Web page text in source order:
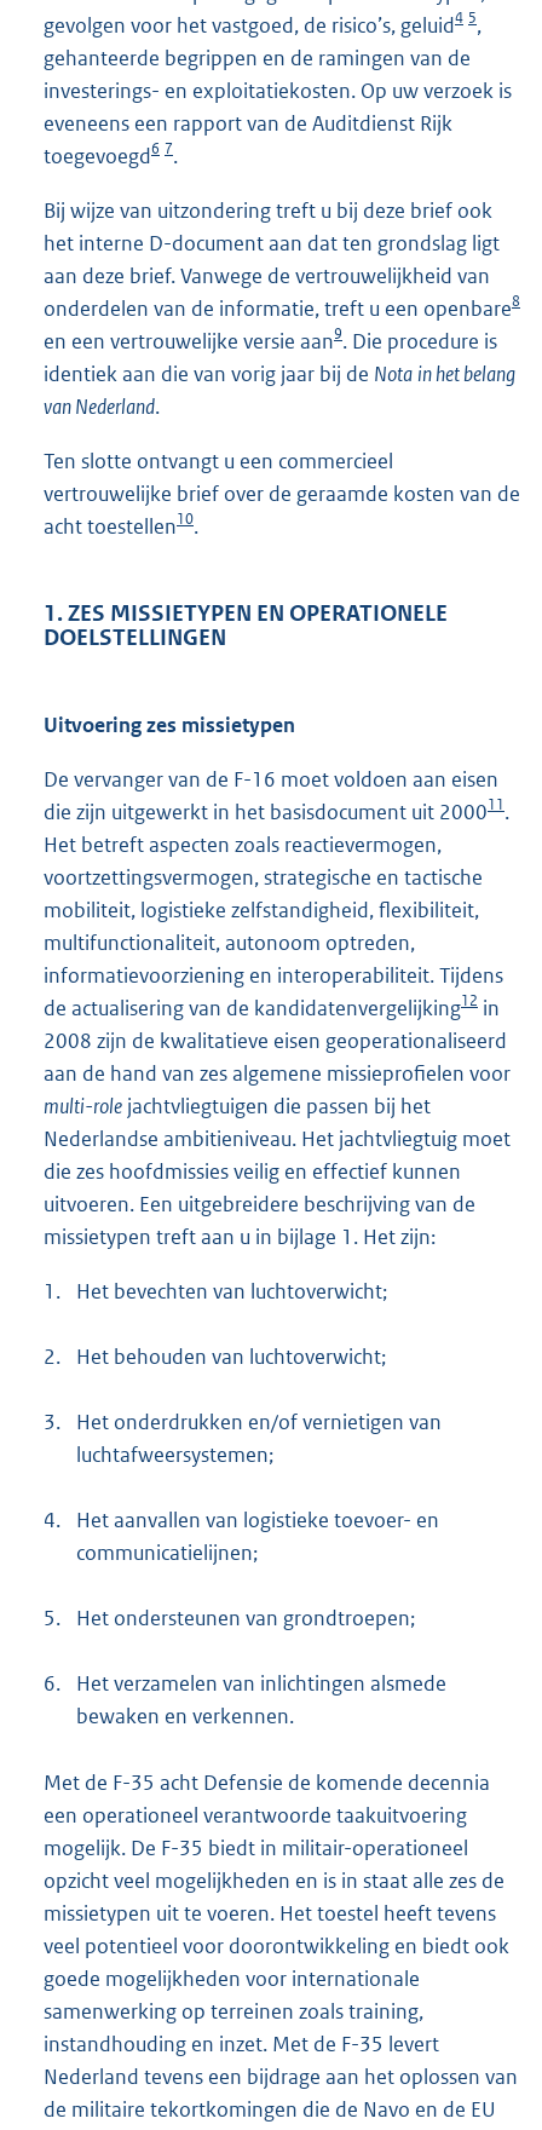
gevolgen voor het vastgoed, de risico’s, geluid4 5,
gehanteerde begrippen en de ramingen van de
investerings- en exploitatiekosten. Op uw verzoek is
eveneens een rapport van de Auditdienst Rijk
toegevoegd6 7.
Bij wijze van uitzondering treft u bij deze brief ook
het interne D-document aan dat ten grondslag ligt
aan deze brief. Vanwege de vertrouwelijkheid van
onderdelen van de informatie, treft u een openbare8
en een vertrouwelijke versie aan9. Die procedure is
identiek aan die van vorig jaar bij de Nota in het belang
van Nederland.
Ten slotte ontvangt u een commercieel
vertrouwelijke brief over de geraamde kosten van de
acht toestellen10.
1. ZES MISSIETYPEN EN OPERATIONELE
DOELSTELLINGEN
Uitvoering zes missietypen
De vervanger van de F-16 moet voldoen aan eisen
die zijn uitgewerkt in het basisdocument uit 200011.
Het betreft aspecten zoals reactievermogen,
voortzettingsvermogen, strategische en tactische
mobiliteit, logistieke zelfstandigheid, flexibiliteit,
multifunctionaliteit, autonoom optreden,
informatievoorziening en interoperabiliteit. Tijdens
de actualisering van de kandidatenvergelijking12 in
2008 zijn de kwalitatieve eisen geoperationaliseerd
aan de hand van zes algemene missieprofielen voor
multi-role jachtvliegtuigen die passen bij het
Nederlandse ambitieniveau. Het jachtvliegtuig moet
die zes hoofdmissies veilig en effectief kunnen
uitvoeren. Een uitgebreidere beschrijving van de
missietypen treft aan u in bijlage 1. Het zijn:
1. Het bevechten van luchtoverwicht;
2. Het behouden van luchtoverwicht;
3.
Het onderdrukken en/of vernietigen van
luchtafweersystemen;
4.
Het aanvallen van logistieke toevoer- en
communicatielijnen;
5. Het ondersteunen van grondtroepen;
6.
Het verzamelen van inlichtingen alsmede
bewaken en verkennen.
Met de F-35 acht Defensie de komende decennia
een operationeel verantwoorde taakuitvoering
mogelijk. De F-35 biedt in militair-operationeel
opzicht veel mogelijkheden en is in staat alle zes de
missietypen uit te voeren. Het toestel heeft tevens
veel potentieel voor doorontwikkeling en biedt ook
goede mogelijkheden voor internationale
samenwerking op terreinen zoals training,
instandhouding en inzet. Met de F-35 levert
Nederland tevens een bijdrage aan het oplossen van
de militaire tekortkomingen die de Navo en de EU